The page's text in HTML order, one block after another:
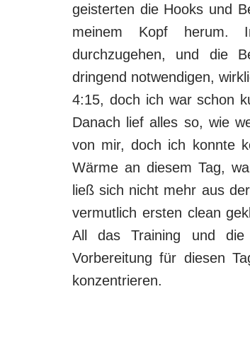
geisterten die Hooks und
meinem Kopf herum.
durchzugehen, und die
dringend notwendigen,
4:15, doch ich war schon
Danach lief alles so, wie
von mir, doch ich konnte
Wärme an diesem Tag,
ließ sich nicht mehr aus
vermutlich ersten clean
All das Training und
Vorbereitung für diesen
konzentrieren.